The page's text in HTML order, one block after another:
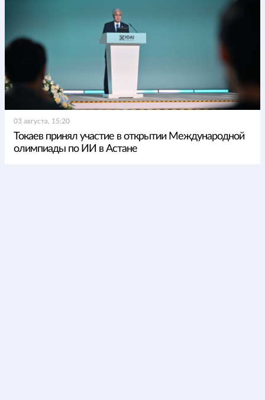
03 августа, 15:20
Токаев принял участие в открытии Международной
олимпиады по ИИ в Астане